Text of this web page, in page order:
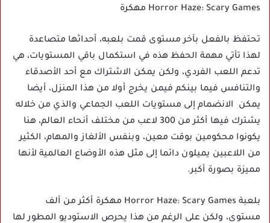
Horror Haze: Scary Games مهكرة
تحتفظ بالفعل بآخر مستوى قمت بلعبه، أحداثها متصاعدة
لهذا تأتي مهمة الحفظ هذه في استكمال باقي المستويات، هي
تدعم اللعب الفردي، ولكن يمكن الاشتراك مع أحد الأصدقاء
والتنافس فيما بينكم فيمن يخرج أولا من هذا المنزل، أيضا
يمكن الانضمام إلى مستويات اللعب الجماعي والذي من خلاله
يشترك فيها أكثر من 300 لاعب من مختلف أنحاء العالم، هنا
يكونوا محكومين بوقت معين، وبنفس الألغاز والمهام، الكثير
من اللاعبين يميلون دائما إلى مثل هذه الأوضاع العالمية لأنها
مميزة بصورة أكبر.
بلعبة Horror Haze: Scary Games مهكرة أكثر من ألف
مستوى، ولكن على الرغم من هذا يحرص الاستوديو المطور لها